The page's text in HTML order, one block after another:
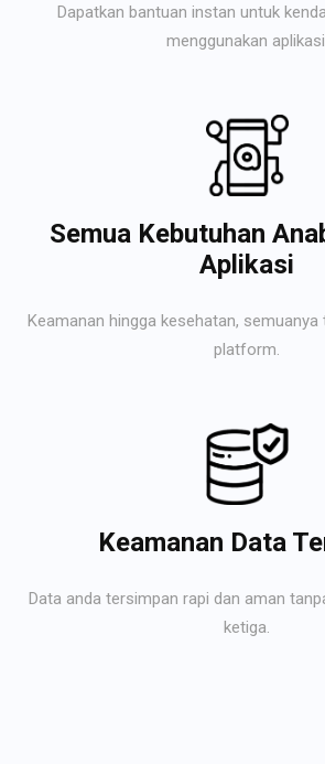
Dapatkan bantuan instan untuk
menggunakan
Semua Kebutuhan
Aplikasi
Keamanan hingga kesehatan,
platform.
Keamanan Data
Data anda tersimpan rapi dan aman
ketiga.